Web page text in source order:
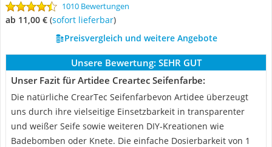
1010 Bewertungen
ab 11,00 € ( Sofort lieferbar)
Preisvergleich und weitere Angebote
Unsere Bewertung: SEHR GUT
Unser Fazit für Artidee Creartec Seifenfarbe:
Die natürliche CrearTec Seifenfarbevon Artidee überzeugt
uns durch ihre vielseitige Einsetzbarkeit in transparenter
und weißer Seife sowie weiteren DIY-Kreationen wie
Badebomben oder Knete. Die einfache Dosierbarkeit von 1